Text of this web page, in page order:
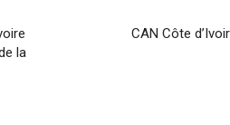
la
CAN Côte